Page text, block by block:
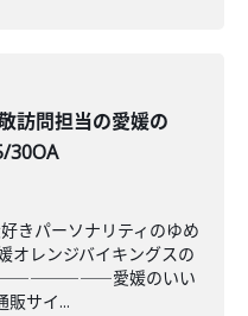
訪問担当の愛媛の
30OA
きパーソナリティのゆめ
オレンジバイキングスの
――――――――愛媛のいい
販サイ...